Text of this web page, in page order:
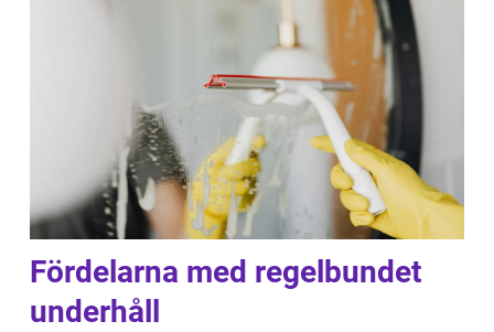
Fördelarna med regelbundet
underhåll